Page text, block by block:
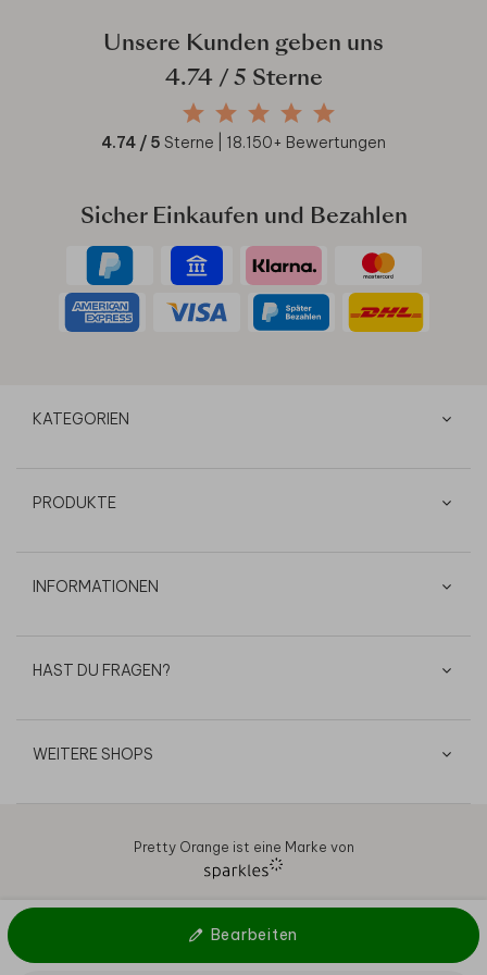
Bearbeiten
Unsere Kunden geben uns
4.74/ 5 Sterne
4.74 / 5 Sterne | 18.150+ Bewertungen
Sicher Einkaufen und Bezahlen
KATEGORIEN
PRODUKTE
INFORMATIONEN
HAST DU FRAGEN?
WEITERE SHOPS
Pretty Orange ist eine Marke von
Cookies